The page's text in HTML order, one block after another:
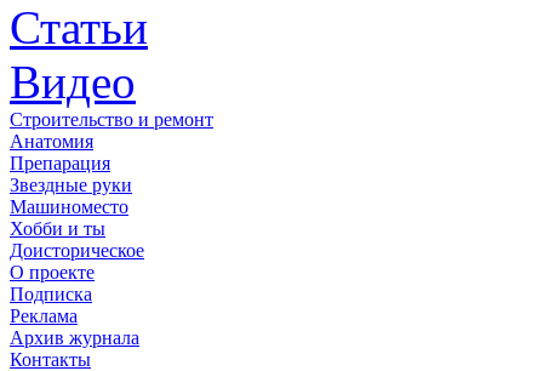
Статьи
Видео
Строительство и ремонт
Анатомия
Препарация
Звездные руки
Машиноместо
Хобби и ты
Доисторическое
О проекте
Подписка
Реклама
Архив журнала
Контакты